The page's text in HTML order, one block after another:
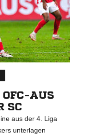
AUS
SC
aus der 4. Liga
unterlagen